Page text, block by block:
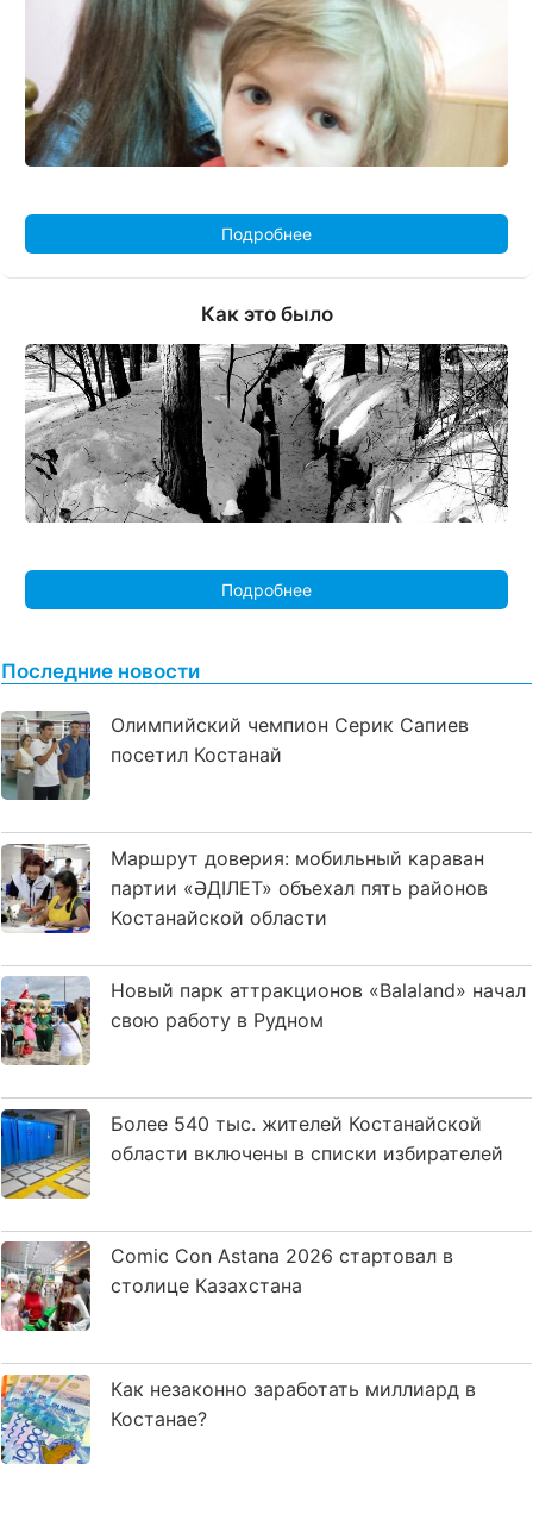
Подробнее
Как это было
Подробнее
Последние новости
Олимпийский чемпион Серик Сапиев
посетил Костанай
Маршрут доверия: мобильный караван
партии «ӘДІЛЕТ» объехал пять районов
Костанайской области
Новый парк аттракционов «Balaland» начал
свою работу в Рудном
Более 540 тыс. жителей Костанайской
области включены в списки избирателей
Comic Con Astana 2026 стартовал в
столице Казахстана
Как незаконно заработать миллиард в
Костанае?